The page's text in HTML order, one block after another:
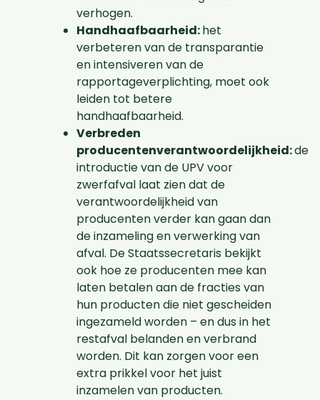
verhogen.
Handhaafbaarheid:het
verbeteren van de transparantie
en intensiveren van de
rapportageverplichting, moet ook
leiden tot betere
handhaafbaarheid.
Verbreden
producentenverantwoordelijkheid:de
introductie van de UPV voor
zwerfafval laat zien dat de
verantwoordelijkheid van
producenten verder kan gaan dan
de inzameling en verwerking van
afval. De Staatssecretaris bekijkt
ook hoe ze producenten mee kan
laten betalen aan de fracties van
hun producten die niet gescheiden
ingezameld worden – en dus in het
restafval belanden en verbrand
worden. Dit kan zorgen voor een
extra prikkel voor het juist
inzamelen van producten.